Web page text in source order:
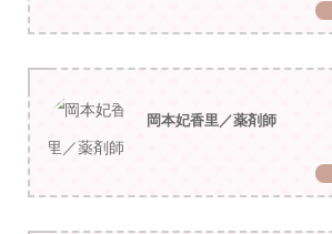
岡本妃香里／薬剤師